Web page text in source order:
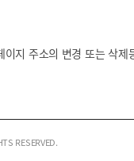
이지 주소의 변경 또는 삭제
RESERVED.